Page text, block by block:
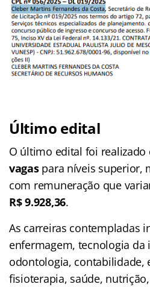
Último edital
O último edital foi realizado
vagaspara níveis superior,
com remuneração que
R$ 9.928,36.
As carreiras contempladas
enfermagem, tecnologia da
odontologia, contabilidade,
fisioterapia, saúde,